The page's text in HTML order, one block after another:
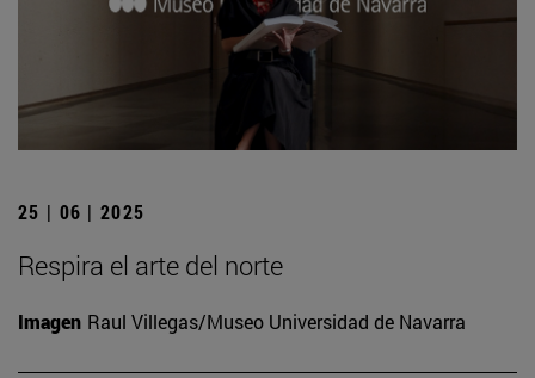
25 | 06 | 2025
Respira el arte del norte
Imagen Raul Villegas/Museo Universidad de Navarra